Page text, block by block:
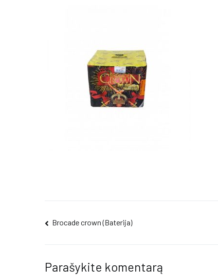
Navigacija
įrašų
Brocade crown (Baterija)
Parašykite komentarą